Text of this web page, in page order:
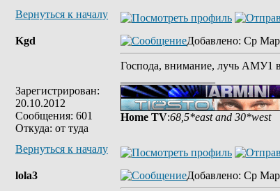
Вернуться к началу
Kgd
Зарегистрирован:
20.10.2012
Сообщения: 601
Откуда: от туда
Добавлено: Ср Мар
Господа, внимание, лучь АМУ1
Home TV:68,5*east and 30*west
Вернуться к началу
lola3 Добавлено: Ср Мар